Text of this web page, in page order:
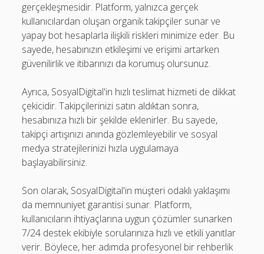
gerçekleşmesidir. Platform, yalnızca gerçek
kullanıcılardan oluşan organik takipçiler sunar ve
yapay bot hesaplarla ilişkili riskleri minimize eder. Bu
sayede, hesabınızın etkileşimi ve erişimi artarken
güvenilirlik ve itibarınızı da korumuş olursunuz.
Ayrıca, SosyalDigital'in hızlı teslimat hizmeti de dikkat
çekicidir. Takipçilerinizi satın aldıktan sonra,
hesabınıza hızlı bir şekilde eklenirler. Bu sayede,
takipçi artışınızı anında gözlemleyebilir ve sosyal
medya stratejilerinizi hızla uygulamaya
başlayabilirsiniz.
Son olarak, SosyalDigital'in müşteri odaklı yaklaşımı
da memnuniyet garantisi sunar. Platform,
kullanıcıların ihtiyaçlarına uygun çözümler sunarken
7/24 destek ekibiyle sorularınıza hızlı ve etkili yanıtlar
verir. Böylece, her adımda profesyonel bir rehberlik